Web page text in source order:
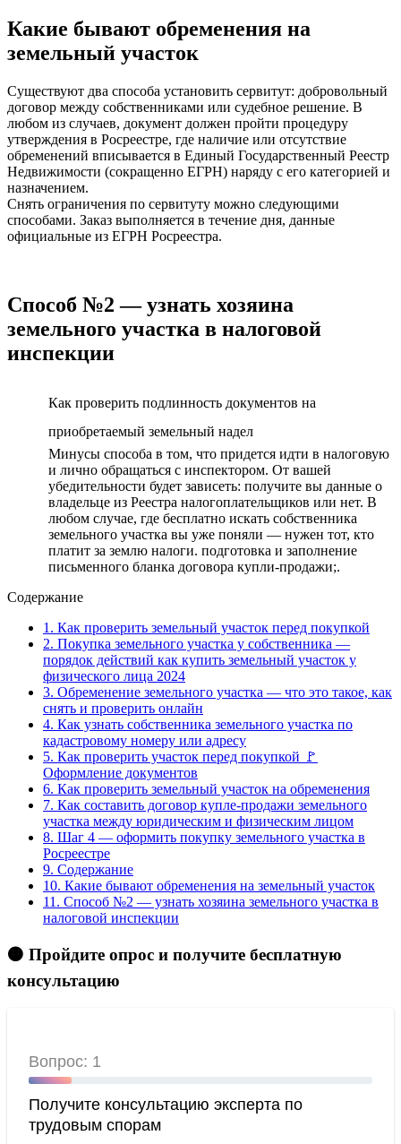
Какие бывают обременения на
земельный участок
Существуют два способа установить сервитут: добровольный
договор между собственниками или судебное решение. В
любом из случаев, документ должен пройти процедуру
утверждения в Росреестре, где наличие или отсутствие
обременений вписывается в Единый Государственный Реестр
Недвижимости (сокращенно ЕГРН) наряду с его категорией и
назначением.
Снять ограничения по сервитуту можно следующими
способами. Заказ выполняется в течение дня, данные
официальные из ЕГРН Росреестра.
Способ №2 — узнать хозяина
земельного участка в налоговой
инспекции
Как проверить подлинность документов на
приобретаемый земельный надел
Минусы способа в том, что придется идти в налоговую
и лично обращаться с инспектором. От вашей
убедительности будет зависеть: получите вы данные о
владельце из Реестра налогоплательщиков или нет. В
любом случае, где бесплатно искать собственника
земельного участка вы уже поняли — нужен тот, кто
платит за землю налоги. подготовка и заполнение
письменного бланка договора купли-продажи;.
Содержание
1. Как проверить земельный участок перед покупкой
2. Покупка земельного участка у собственника —
порядок действий как купить земельный участок у
физического лица 2024
3. Обременение земельного участка — что это такое, как
снять и проверить онлайн
4. Как узнать собственника земельного участка по
кадастровому номеру или адресу
5. Как проверить участок перед покупкой 🚩
Оформление документов
6. Как проверить земельный участок на обременения
7. Как составить договор купле-продажи земельного
участка между юридическим и физическим лицом
8. Шаг 4 — оформить покупку земельного участка в
Росреестре
9. Содержание
10. Какие бывают обременения на земельный участок
11. Способ №2 — узнать хозяина земельного участка в
налоговой инспекции
🟠 Пройдите опрос и получите бесплатную
консультацию